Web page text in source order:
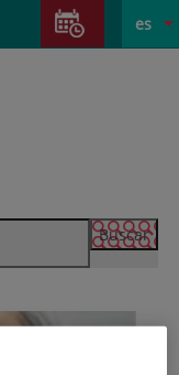
activo
es